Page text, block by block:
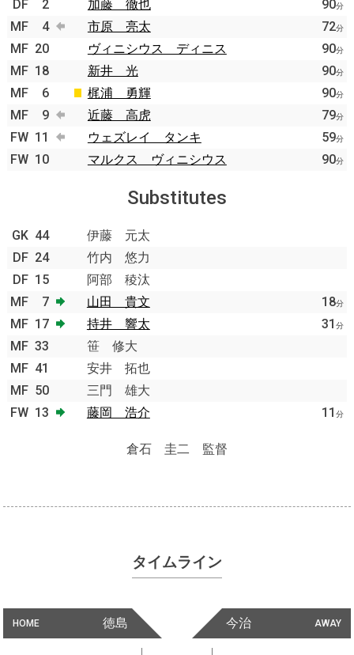
DF 2 加藤 徹也 90分
MF 4 市原 亮太 72分
MF 20 ヴィニシウス ディニス 90分
MF 18 新井 光 90分
MF 6 梶浦 勇輝 90分
MF 9 近藤 高虎 79分
FW 11 ウェズレイ タンキ 59分
FW 10 マルクス ヴィニシウス 90分
Substitutes
GK 44
伊藤 元太
DF 24
竹内 悠力
DF 15
阿部 稜汰
MF
7 山田 貴文 18分
MF 17 持井 響太 31 分
MF 33
笹 修大
MF 41
安井 拓也
MF 50
三門 雄大
FW 13 藤岡 浩介 11 分
倉石 圭二 監督
タイムライン
HOME 徳島 AWAY
今治